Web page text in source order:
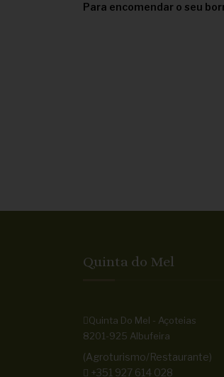
Para encomendar o seu
Quinta do Mel
Quinta Do Mel - Açoteias
8201-925 Albufeira
(Agroturismo/Restaurante)
+351 927 614 028